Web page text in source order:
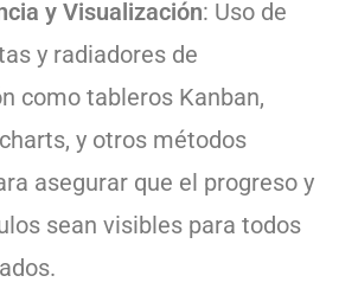
y Visualización: Uso de
y radiadores de
como tableros Kanban,
y otros métodos
asegurar que el progreso y
sean visibles para todos